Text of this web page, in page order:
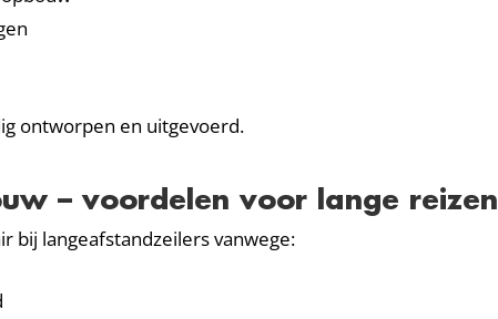
ontworpen en uitgevoerd.
– voordelen voor lange reizen
bij langeafstandzeilers vanwege: